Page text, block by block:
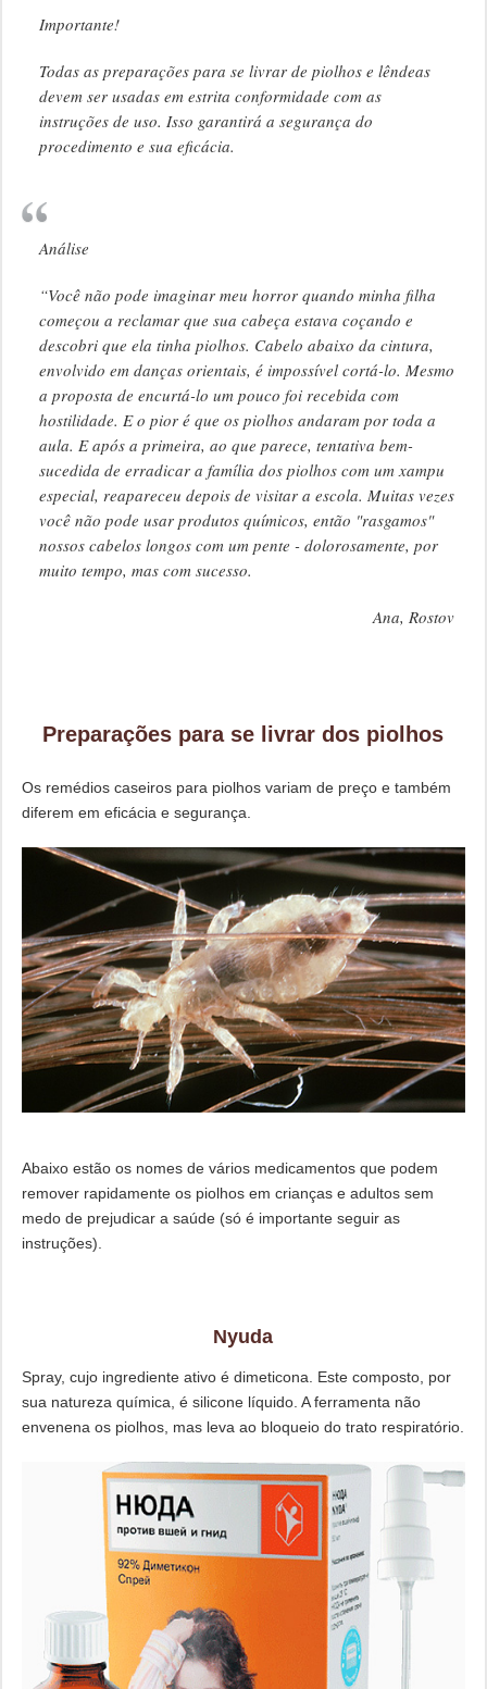
Importante!
Todas as preparações para se livrar de piolhos e lêndeas
devem ser usadas em estrita conformidade com as
instruções de uso. Isso garantirá a segurança do
procedimento e sua eficácia.
Análise
“Você não pode imaginar meu horror quando minha filha
começou a reclamar que sua cabeça estava coçando e
descobri que ela tinha piolhos. Cabelo abaixo da cintura,
envolvido em danças orientais, é impossível cortá-lo. Mesmo
a proposta de encurtá-lo um pouco foi recebida com
hostilidade. E o pior é que os piolhos andaram por toda a
aula. E após a primeira, ao que parece, tentativa bem-
sucedida de erradicar a família dos piolhos com um xampu
especial, reapareceu depois de visitar a escola. Muitas vezes
você não pode usar produtos químicos, então "rasgamos"
nossos cabelos longos com um pente - dolorosamente, por
muito tempo, mas com sucesso.
Ana, Rostov
Preparações para se livrar dos piolhos
Os remédios caseiros para piolhos variam de preço e também
diferem em eficácia e segurança.
Abaixo estão os nomes de vários medicamentos que podem
remover rapidamente os piolhos em crianças e adultos sem
medo de prejudicar a saúde (só é importante seguir as
instruções).
Nyuda
Spray, cujo ingrediente ativo é dimeticona. Este composto, por
sua natureza química, é silicone líquido. A ferramenta não
envenena os piolhos, mas leva ao bloqueio do trato respiratório.